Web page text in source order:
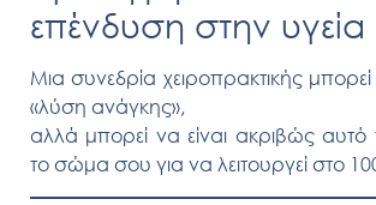
επένδυση στην
Μια συνεδρία χειροπρακτικής
«λύση ανάγκης»,
αλλά μπορεί να είναι ακριβώς αυτό
το σώμα σου για να λειτουργεί στο